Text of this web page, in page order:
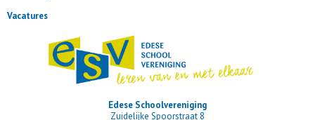
Vacatures
Edese Schoolvereniging
Zuidelijke Spoorstraat 8